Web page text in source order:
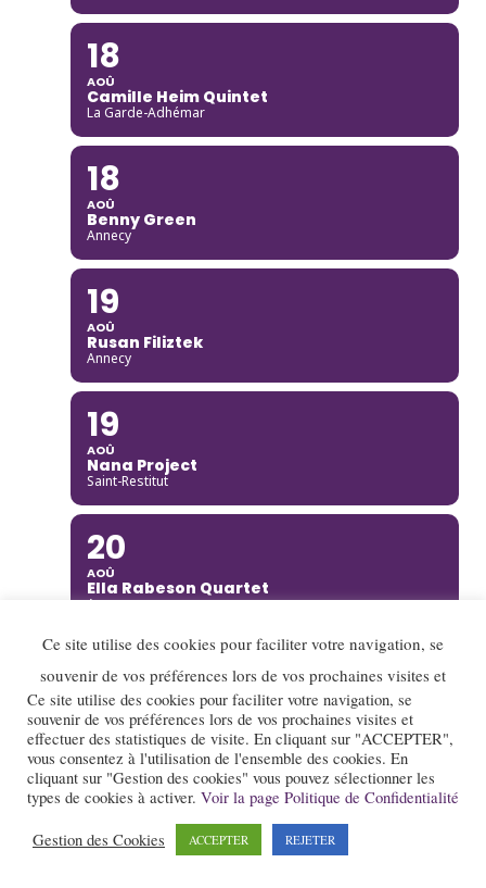
18
AOÛ
Camille Heim Quintet
La Garde-Adhémar
18
AOÛ
Benny Green
Annecy
19
AOÛ
Rusan Filiztek
Annecy
19
AOÛ
Nana Project
Saint-Restitut
20
AOÛ
Ella Rabeson Quartet
Annecy
20
AOÛ
Ariane Racicot Trio
Donzère
20
Carmen Bradford Quartet
Annecy
Ce site utilise des cookies pour faciliter votre navigation, se
souvenir de vos préférences lors de vos prochaines visites et
Ce site utilise des cookies pour faciliter votre navigation, se
souvenir de vos préférences lors de vos prochaines visites et
effectuer des statistiques de visite. En cliquant sur "ACCEPTER",
vous consentez à l'utilisation de l'ensemble des cookies. En
cliquant sur "Gestion des cookies" vous pouvez sélectionner les
types de cookies à activer. Voir la page Politique de Confidentialité
Gestion des Cookies ACCEPTER REJETER